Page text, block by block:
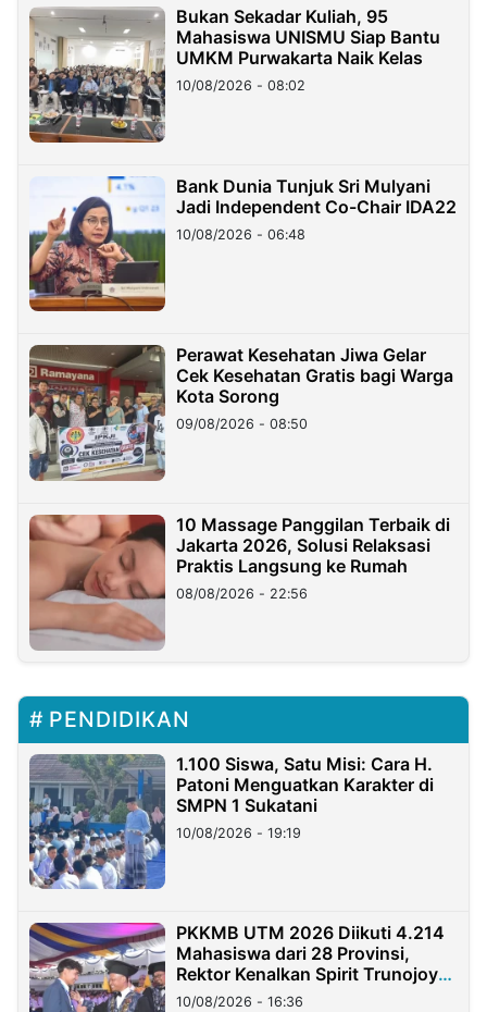
Bukan Sekadar Kuliah, 95
Mahasiswa UNISMU Siap Bantu
UMKM Purwakarta Naik Kelas
10/08/2026 - 08:02
Bank Dunia Tunjuk Sri Mulyani
Jadi Independent Co-Chair IDA22
10/08/2026 - 06:48
Perawat Kesehatan Jiwa Gelar
Cek Kesehatan Gratis bagi Warga
Kota Sorong
09/08/2026 - 08:50
10 Massage Panggilan Terbaik di
Jakarta 2026, Solusi Relaksasi
Praktis Langsung ke Rumah
08/08/2026 - 22:56
PENDIDIKAN
1.100 Siswa, Satu Misi: Cara H.
Patoni Menguatkan Karakter di
SMPN 1 Sukatani
10/08/2026 - 19:19
PKKMB UTM 2026 Diikuti 4.214
Mahasiswa dari 28 Provinsi,
Rektor Kenalkan Spirit Trunojoyo
Masa Kini
10/08/2026 - 16:36